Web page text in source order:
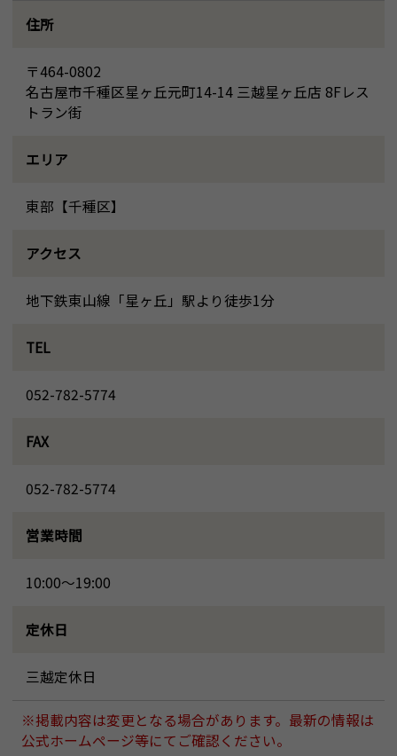
住所
〒464-0802
名古屋市千種区星ヶ丘元町14-14 三越星ヶ丘店 8Fレス
トラン街
エリア
東部【千種区】
アクセス
地下鉄東山線「星ヶ丘」駅より徒歩1分
TEL
052-782-5774
FAX
052-782-5774
営業時間
10:00～19:00
定休日
三越定休日
※掲載内容は変更となる場合があります。最新の情報は
公式ホームページ等にてご確認ください。